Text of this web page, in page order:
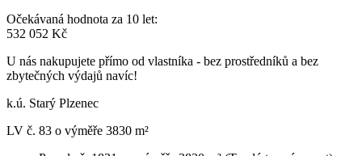
Očekávaná hodnota za 10 let:
532 052 Kč
U nás nakupujete přímo od vlastníka - bez prostředníků a bez
zbytečných výdajů navíc!
k.ú. Starý Plzenec
LV č. 83 o výměře 3830 m²